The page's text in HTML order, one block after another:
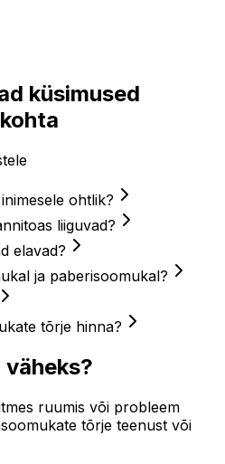
küsimused
ohtlik?
liiguvad?
elavad?
ja paberisoomukal?
tõrje hinna?
ruumis või probleem
tõrje teenust või